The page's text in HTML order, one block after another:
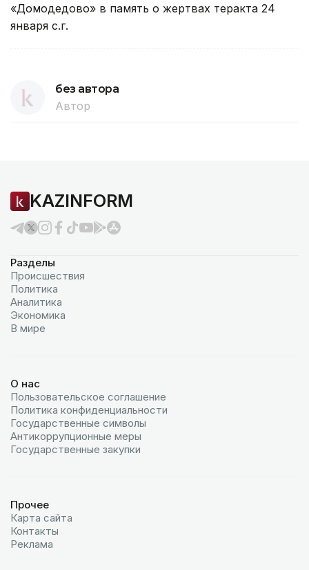
«Домодедово» в память о жертвах теракта 24
января с.г.
без автора
Автор
KAZINFORM
Разделы
Происшествия
Политика
Аналитика
Экономика
В мире
О нас
Пользовательское соглашение
Политика конфиденциальности
Государственные символы
Антикоррупционные меры
Государственные закупки
Прочее
Карта сайта
Контакты
Реклама